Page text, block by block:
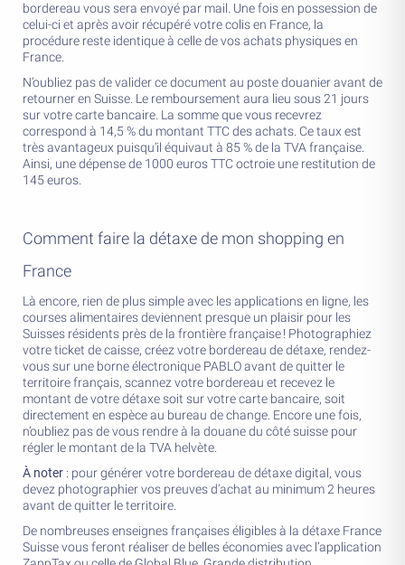
bordereau vous sera envoyé par mail. Une fois en possession de
celui-ci et après avoir récupéré votre colis en France, la
procédure reste identique à celle de vos achats physiques en
France.
N’oubliez pas de valider ce document au poste douanier avant de
retourner en Suisse. Le remboursement aura lieu sous 21 jours
sur votre carte bancaire. La somme que vous recevrez
correspond à 14,5 % du montant TTC des achats. Ce taux est
très avantageux puisqu’il équivaut à 85 % de la TVA française.
Ainsi, une dépense de 1000 euros TTC octroie une restitution de
145 euros.
Comment faire la détaxe de mon shopping en
France
Là encore, rien de plus simple avec les applications en ligne, les
courses alimentaires deviennent presque un plaisir pour les
Suisses résidents près de la frontière française ! Photographiez
votre ticket de caisse, créez votre bordereau de détaxe, rendez-
vous sur une borne électronique PABLO avant de quitter le
territoire français, scannez votre bordereau et recevez le
montant de votre détaxe soit sur votre carte bancaire, soit
directement en espèce au bureau de change. Encore une fois,
n’oubliez pas de vous rendre à la douane du côté suisse pour
régler le montant de la TVA helvète.
À noter : pour générer votre bordereau de détaxe digital, vous
devez photographier vos preuves d’achat au minimum 2 heures
avant de quitter le territoire.
De nombreuses enseignes françaises éligibles à la détaxe France
Suisse vous feront réaliser de belles économies avec l’application